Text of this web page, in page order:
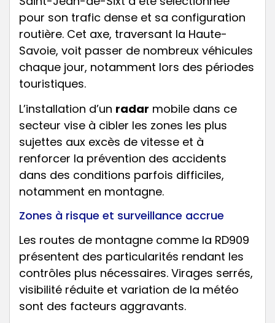
pour son trafic dense et sa configuration
routière. Cet axe, traversant la Haute-
Savoie, voit passer de nombreux véhicules
chaque jour, notamment lors des périodes
touristiques.
L’installation d’un radar mobile dans ce
secteur vise à cibler les zones les plus
sujettes aux excès de vitesse et à
renforcer la prévention des accidents
dans des conditions parfois difficiles,
notamment en montagne.
Zones à risque et surveillance accrue
Les routes de montagne comme la RD909
présentent des particularités rendant les
contrôles plus nécessaires. Virages serrés,
visibilité réduite et variation de la météo
sont des facteurs aggravants.